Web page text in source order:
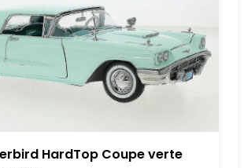
HardTop Coupe verte